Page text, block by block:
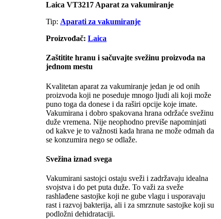
Laica VT3217 Aparat za vakumiranje
Tip: Aparati za vakumiranje
Proizvođač: Laica
Zaštitite hranu i sačuvajte svežinu proizvoda na
jednom mestu
Kvalitetan aparat za vakumiranje jedan je od onih
proizvoda koji ne poseduje mnogo ljudi ali koji može
puno toga da donese i da raširi opcije koje imate.
Vakumirana i dobro spakovana hrana održaće svežinu
duže vremena. Nije neophodno previše napominjati
od kakve je to važnosti kada hrana ne može odmah da
se konzumira nego se odlaže.
Svežina iznad svega
Vakumirani sastojci ostaju sveži i zadržavaju idealna
svojstva i do pet puta duže. To važi za sveže
rashlađene sastojke koji ne gube vlagu i usporavaju
rast i razvoj bakterija, ali i za smrznute sastojke koji su
podložni dehidrataciji.